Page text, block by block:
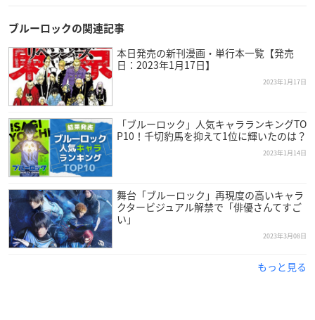
— baseyard tokyo (@CULTURE48830430)
3
ブルーロックの関連記事
本日発売の新刊漫画・単行本一覧【発売
日：2023年1月17日】
2023年1月17日
「ブルーロック」人気キャラランキングTO
P10！千切豹馬を抑えて1位に輝いたのは？
2023年1月14日
舞台「ブルーロック」再現度の高いキャラ
クタービジュアル解禁で「俳優さんてすご
い」
2023年3月08日
もっと見る